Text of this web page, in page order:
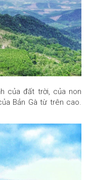
của đất trời, của non
Bản Gà từ trên cao.